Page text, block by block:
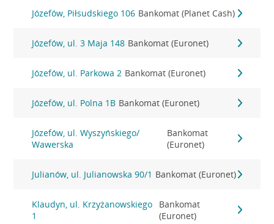
Józefów, Piłsudskiego 106 Bankomat (Planet Cash)
Józefów, ul. 3 Maja 148 Bankomat (Euronet)
Józefów, ul. Parkowa 2 Bankomat (Euronet)
Józefów, ul. Polna 1B Bankomat (Euronet)
Józefów, ul. Wyszyńskiego/
Wawerska
Bankomat
(Euronet)
Julianów, ul. Julianowska 90/1 Bankomat (Euronet)
Klaudyn, ul. Krzyżanowskiego
1
Bankomat
(Euronet)